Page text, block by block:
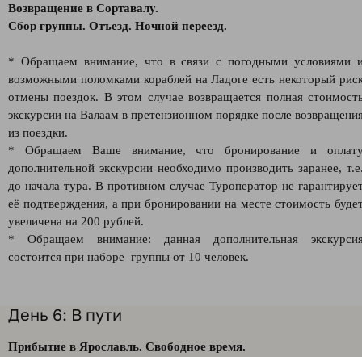
Возвращение в Сортавалу.
Сбор группы. Отъезд. Ночной переезд.
* Обращаем внимание, что в связи с погодными условиями
возможными поломками кораблей на Ладоге есть некоторый
отмены поездок. В этом случае возвращается полная
экскурсии на Валаам в претензионном порядке после
из поездки.
* Обращаем Ваше внимание, что бронирование и
дополнительной экскурсии необходимо производить заранее,
до начала тура. В противном случае Туроператор не
её подтверждения, а при бронировании на месте стоимость
увеличена на 200 рублей.
* Обращаем внимание: данная дополнительная
состоится при наборе группы от 10 человек.
День 6: В пути
Прибытие в Ярославль. Свободное время.